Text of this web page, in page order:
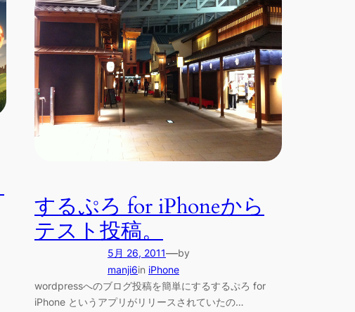
するぷろ for iPhoneから
テスト投稿。
5月 26, 2011—by
manji6in iPhone
wordpressへのブログ投稿を簡単にするするぷろ for
iPhone というアプリがリリースされていたの…